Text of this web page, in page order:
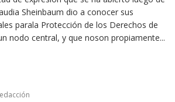
Sheinbaum dio a conocer sus
parala Protección de los Derechos de
nodo central, y que noson propiamente...